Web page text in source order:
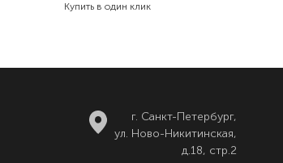
Купить в один клик
г. Санкт-Петербург,
ул. Ново-Никитинская,
д.18, стр.2